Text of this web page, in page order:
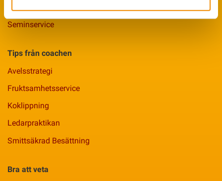
Kokontrollen
Seminservice
Tips från coachen
Avelsstrategi
Fruktsamhetsservice
Koklippning
Ledarpraktikan
Smittsäkrad Besättning
Bra att veta